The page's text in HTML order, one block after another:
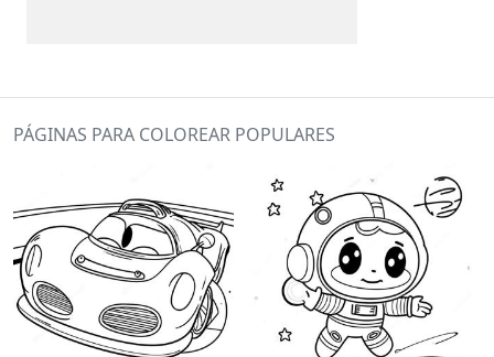
PÁGINAS PARA COLOREAR POPULARES